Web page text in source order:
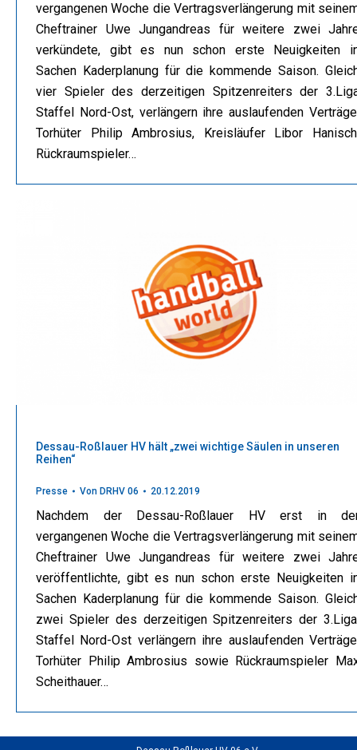
vergangenen Woche die Vertragsverlängerung mit
Cheftrainer Uwe Jungandreas für weitere zwei
verkündete, gibt es nun schon erste Neuigkeiten
Sachen Kaderplanung für die kommende Saison.
vier Spieler des derzeitigen Spitzenreiters der
Staffel Nord-Ost, verlängern ihre auslaufenden
Torhüter Philip Ambrosius, Kreisläufer Libor
Rückraumspieler…
Dessau-Roßlauer HV hält „zwei wichtige Säulen in unseren
Reihen“
Presse Von DRHV 06 20.12.2019
Nachdem der Dessau-Roßlauer HV erst in
vergangenen Woche die Vertragsverlängerung mit
Cheftrainer Uwe Jungandreas für weitere zwei
veröffentlichte, gibt es nun schon erste Neuigkeiten
Sachen Kaderplanung für die kommende Saison.
zwei Spieler des derzeitigen Spitzenreiters der
Staffel Nord-Ost verlängern ihre auslaufenden
Torhüter Philip Ambrosius sowie Rückraumspieler
Scheithauer…